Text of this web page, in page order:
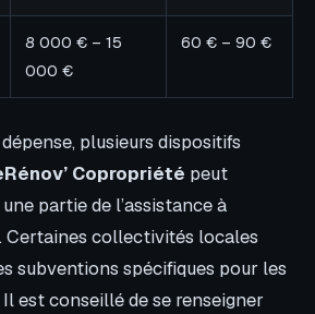
8 000 € – 15
000 €
60 € – 90 €
plusieurs dispositifs
Copropriété peut
partie de l’assistance à
Certaines collectivités locales
subventions spécifiques pour les
est conseillé de se renseigner